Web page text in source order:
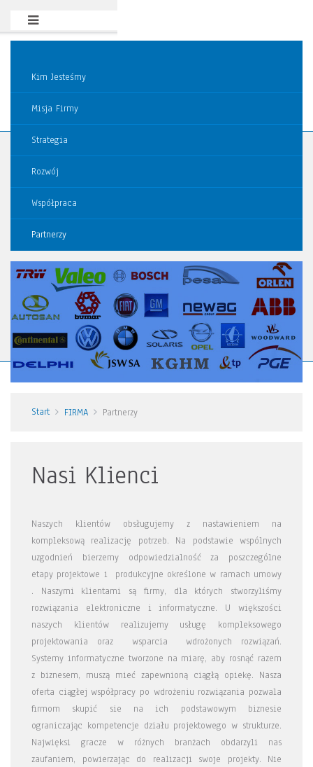
Kim Jesteśmy
Misja Firmy
Strategia
Rozwój
Współpraca
Partnerzy
Start FIRMA Partnerzy
Nasi Klienci
Naszych klientów obsługujemy z nastawieniem na
kompleksową realizację potrzeb. Na podstawie wspólnych
uzgodnień bierzemy odpowiedzialność za poszczególne
etapy projektowe i produkcyjne określone w ramach umowy
. Naszymi klientami są firmy, dla których stworzyliśmy
rozwiązania elektroniczne i informatyczne. U większości
naszych klientów realizujemy usługę kompleksowego
projektowania oraz wsparcia wdrożonych rozwiązań.
Systemy informatyczne tworzone na miarę, aby rosnąć razem
z biznesem, muszą mieć zapewnioną ciągłą opiekę. Nasza
oferta ciągłej współpracy po wdrożeniu rozwiązania pozwala
firmom skupić sie na ich podstawowym biznesie
ograniczając kompetencje działu projektowego w strukturze.
Najwięksi gracze w różnych branżach obdarzyli nas
zaufaniem, powierzając do realizacji swoje projekty. Nie